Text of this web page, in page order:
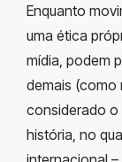
Enquanto
uma ética
mídia, podem
demais (como
considerado o
história, no